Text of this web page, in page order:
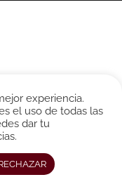
experiencia.
el uso de todas las
dar tu